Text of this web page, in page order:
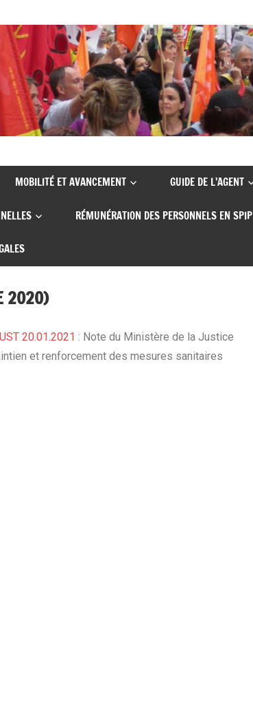
MOBILITÉ ET AVANCEMENT GUIDE DE L’AGENT
RÉMUNÉRATION DES PERSONNELS EN SPIP
2020)
20.01.2021 : Note du Ministère de la Justice
et renforcement des mesures sanitaires